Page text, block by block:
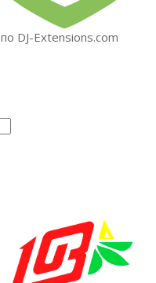
по DJ-Extensions.com